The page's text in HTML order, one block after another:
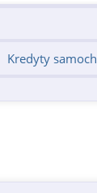
Kredyty